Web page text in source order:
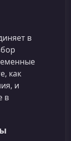
в
как
и
в